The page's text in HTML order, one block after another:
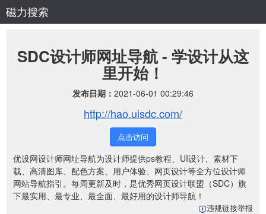
磁力搜索
SDC设计师网址导航 - 学设计从这
里开始！
发布日期： 2021-06-01 00:29:46
http://hao.uisdc.com/
点击访问
优设网设计师网址导航为设计师提供ps教程、UI设计、素材下
载、高清图库、配色方案、用户体验、网页设计等全方位设计师
网站导航指引。每周更新及时，是优秀网页设计联盟（SDC）旗
下最实用、最专业、最全面、最好用的设计师导航！
违规链接举报